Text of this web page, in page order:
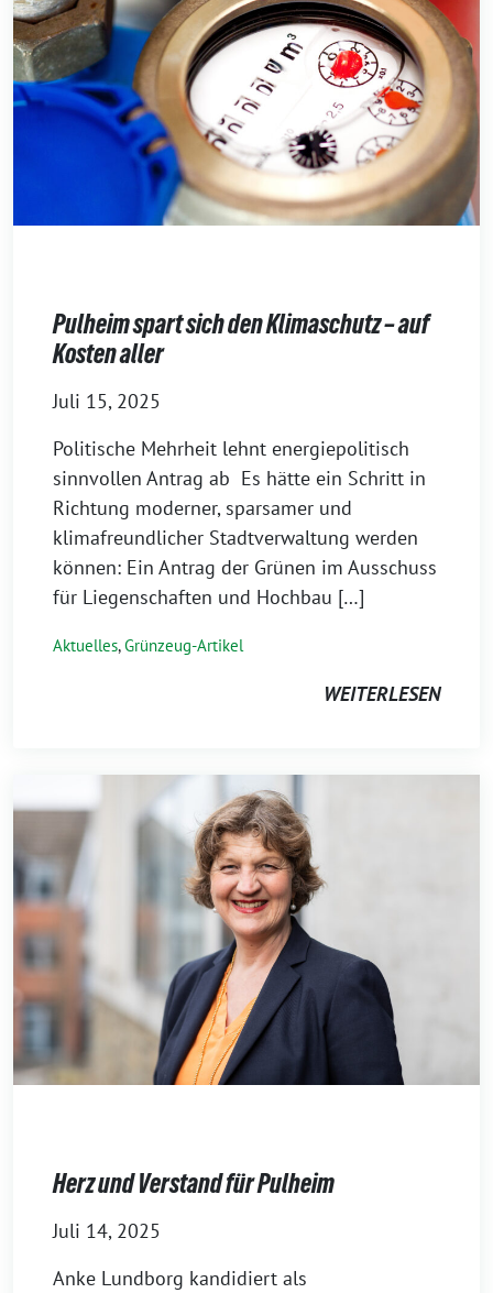
Pulheim spart sich den Klimaschutz – auf
Kosten aller
Juli 15, 2025
Politische Mehrheit lehnt energiepolitisch
sinnvollen Antrag ab Es hätte ein Schritt in
Richtung moderner, sparsamer und
klimafreundlicher Stadtverwaltung werden
können: Ein Antrag der Grünen im Ausschuss
für Liegenschaften und Hochbau […]
Aktuelles,Grünzeug-Artikel
WEITERLESEN
Herz und Verstand für Pulheim
Juli 14, 2025
Anke Lundborg kandidiert als